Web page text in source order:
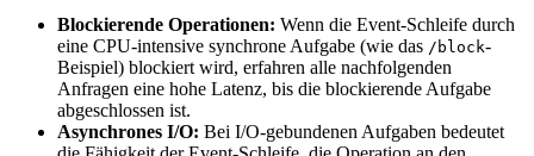
Blockierende Operationen: Wenn die Event-Schleife durch
eine CPU-intensive synchrone Aufgabe (wie das /block-
Beispiel) blockiert wird, erfahren alle nachfolgenden
Anfragen eine hohe Latenz, bis die blockierende Aufgabe
abgeschlossen ist.
Asynchrones I/O: Bei I/O-gebundenen Aufgaben bedeutet